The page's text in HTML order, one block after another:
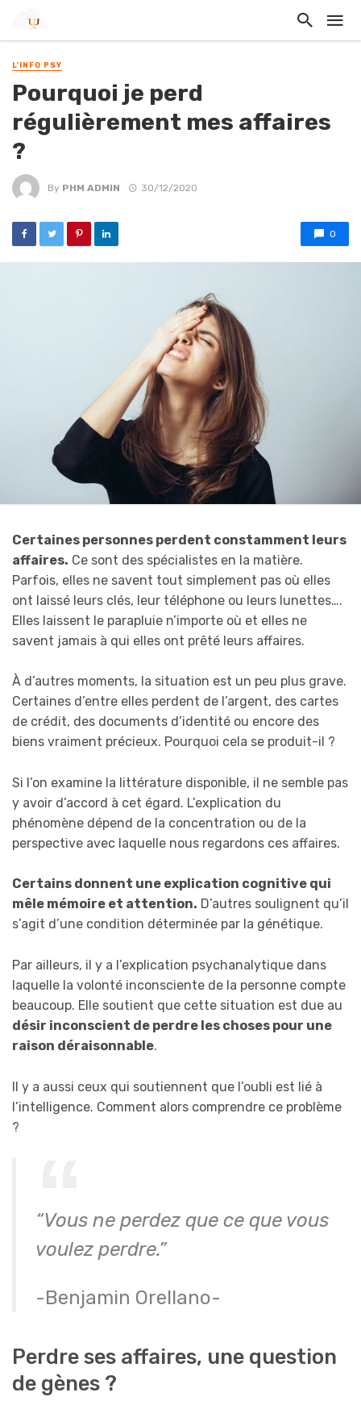
L'INFO PSY
Pourquoi je perd
régulièrement mes affaires
?
By PHM ADMIN 30/12/2020
0
Certaines personnes perdent constamment leurs
affaires. Ce sont des spécialistes en la matière.
Parfois, elles ne savent tout simplement pas où elles
ont laissé leurs clés, leur téléphone ou leurs lunettes….
Elles laissent le parapluie n’importe où et elles ne
savent jamais à qui elles ont prêté leurs affaires.
À d’autres moments, la situation est un peu plus grave.
Certaines d’entre elles perdent de l’argent, des cartes
de crédit, des documents d’identité ou encore des
biens vraiment précieux. Pourquoi cela se produit-il ?
Si l’on examine la littérature disponible, il ne semble pas
y avoir d’accord à cet égard. L’explication du
phénomène dépend de la concentration ou de la
perspective avec laquelle nous regardons ces affaires.
Certains donnent une explication cognitive qui
mêle mémoire et attention. D’autres soulignent qu’il
s’agit d’une condition déterminée par la génétique.
Par ailleurs, il y a l’explication psychanalytique dans
laquelle la volonté inconsciente de la personne compte
beaucoup. Elle soutient que cette situation est due au
désir inconscient de perdre les choses pour une
raison déraisonnable.
Il y a aussi ceux qui soutiennent que l’oubli est lié à
l’intelligence. Comment alors comprendre ce problème
?
“Vous ne perdez que ce que vous
voulez perdre.”
-Benjamin Orellano-
Perdre ses affaires, une question
de gènes ?